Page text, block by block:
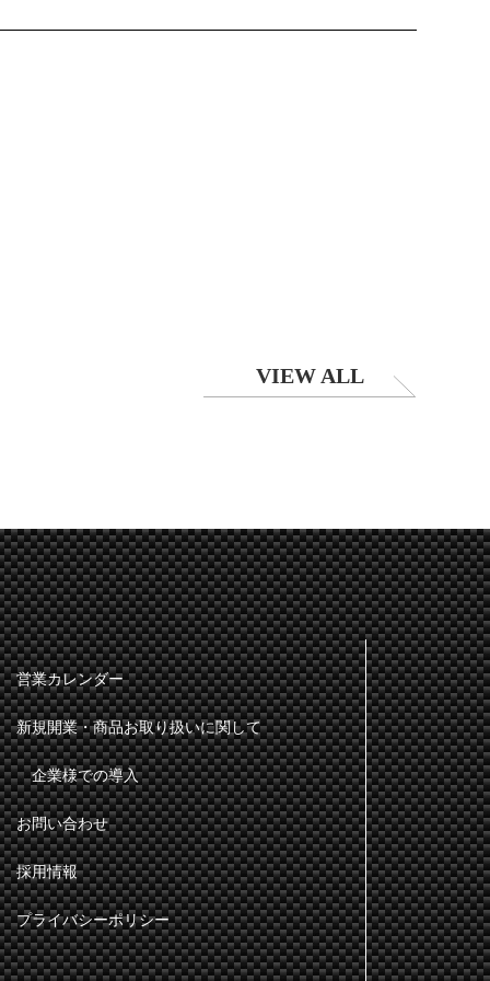
VIEW ALL
営業カレンダー
新規開業・商品お取り扱いに関して
企業様での導入
お問い合わせ
採用情報
プライバシーポリシー